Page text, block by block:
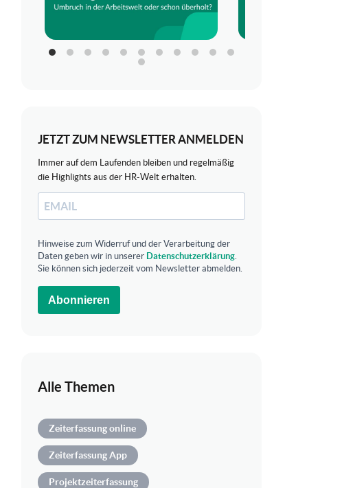
JETZT ZUM NEWSLETTER ANMELDEN
Immer auf dem Laufenden bleiben und regelmäßig
die Highlights aus der HR-Welt erhalten.
Hinweise zum Widerruf und der Verarbeitung der
Daten geben wir in unserer Datenschutzerklärung.
Sie können sich jederzeit vom Newsletter abmelden.
Abonnieren
Alle Themen
Zeiterfassung online
Zeiterfassung App
Projektzeiterfassung